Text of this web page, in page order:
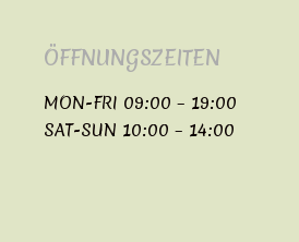
ÖFFNUNGSZEITEN
MON-FRI 09:00 – 19:00
SAT-SUN 10:00 – 14:00